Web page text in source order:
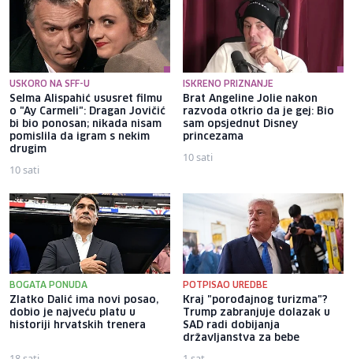
USKORO NA SFF-U
Selma Alispahić ususret filmu
o "Ay Carmeli": Dragan Jovičić
bi bio ponosan; nikada nisam
pomislila da igram s nekim
drugim
10 sati
ISKRENO PRIZNANJE
Brat Angeline Jolie nakon
razvoda otkrio da je gej: Bio
sam opsjednut Disney
princezama
10 sati
BOGATA PONUDA
Zlatko Dalić ima novi posao,
dobio je najveću platu u
historiji hrvatskih trenera
POTPISAO UREDBE
Kraj "porođajnog turizma"?
Trump zabranjuje dolazak u
SAD radi dobijanja
državljanstva za bebe